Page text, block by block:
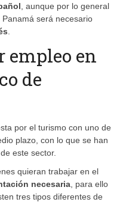
, aunque por lo general
será necesario
empleo en
de
por el turismo con uno de
plazo, con lo que se han
este sector.
quieran trabajar en el
necesaria , para ello
tres tipos diferentes de